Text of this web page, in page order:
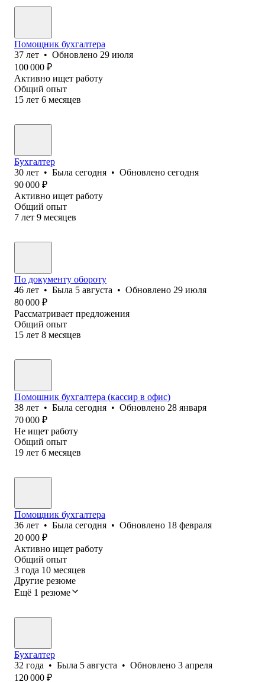
Помощник бухгалтера
37 лет • Обновлено 29 июля
100 000 ₽
Активно ищет работу
Общий опыт
15 лет 6 месяцев
Бухгалтер
30 лет • Была сегодня • Обновлено сегодня
90 000 ₽
Активно ищет работу
Общий опыт
7 лет 9 месяцев
По документу обороту
46 лет • Была 5 августа • Обновлено 29 июля
80 000 ₽
Рассматривает предложения
Общий опыт
15 лет 8 месяцев
Помошник бухгалтера (кассир в офис)
38 лет • Была сегодня • Обновлено 28 января
70 000 ₽
Не ищет работу
Общий опыт
19 лет 6 месяцев
Помощник бухгалтера
36 лет • Была сегодня • Обновлено 18 февраля
20 000 ₽
Активно ищет работу
Общий опыт
3 года 10 месяцев
Другие резюме
Ещё 1 резюме
Бухгалтер
32 года • Была 5 августа • Обновлено 3 апреля
120 000 ₽